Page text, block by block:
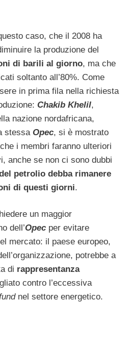
caso, che il 2008 ha
la produzione del
di barili al giorno, ma che
soltanto all’80%. Come
in prima fila nella richiesta
Chakib Khelil,
nazione nordafricana,
stessa Opec, si è mostrato
i membri faranno ulteriori
anche se non ci sono dubbi
petrolio debba rimanere
di questi giorni.
un maggior
dell’Opec per evitare
mercato: il paese europeo,
potrebbe a
di rappresentanza
contro l’eccessiva
nel settore energetico.